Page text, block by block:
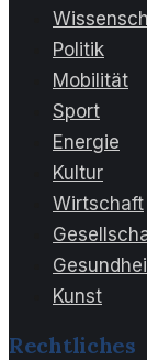
Politik
Mobilität
Sport
Energie
Kultur
Wirtschaft
Kunst
Rechtliches